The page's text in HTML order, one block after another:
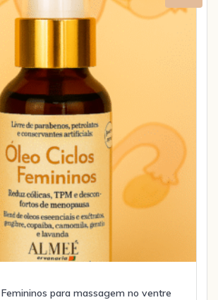
Femininos para massagem no ventre